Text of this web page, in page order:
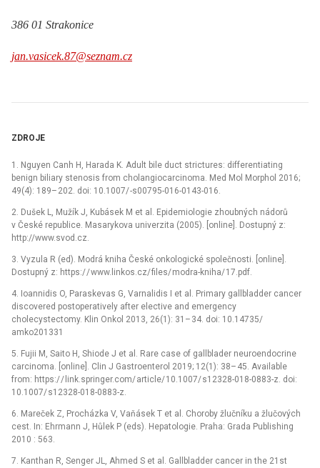
386 01 Strakonice
jan.vasicek.87@seznam.cz
ZDROJE
1. Nguyen Canh H, Harada K. Adult bile duct strictures: dif­ferentiat­­ing
benign biliary stenosis from cholangiocarcinoma. Med Mol Morphol 2016;
49(4): 189– 202. doi: 10.1007/-s00795-016-0143-016.
2. Dušek L, Mužík J, Kubásek M et al. Epidemiologie zhoubných nádorů
v České republice. Masarykova univerzita (2005). [online]. Dostupný z:
http://www.svod.cz.
3. Vyzula R (ed). Modrá kniha České onkologické společnosti. [online].
Dostupný z: https://www.linkos.cz/files/modra-kniha/17.pdf.
4. Ioan­nidis O, Paraskevas G, Varnalidis I et al. Primary gal­lbladder cancer
discovered postoperatively after elective and emergency
cholecystectomy. Klin Onkol 2013, 26(1): 31– 34. doi: 10.14735/
amko201331
5. Fujii M, Saito H, Shiode J et al. Rare case of gal­lblader neuroendocrine
carcinoma. [online]. Clin J Gastroenterol 2019; 12(1): 38– 45. Available
from: https:// link.springer.com/article/10.1007/s12328-018-0883-z. doi:
10.1007/s12328-018-0883-z.
6. Mareček Z, Procházka V, Vaňásek T et al. Choroby žlučníku a žlučových
cest. In: Ehrmann J, Hůlek P (eds). Hepatologie. Praha: Grada Publish­­ing
2010 : 563.
7. Kanthan R, Senger JL, Ahmed S et al. Gal­lbladder cancer in the 21st